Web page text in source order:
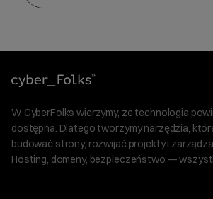
W CyberFolks wierzymy, że technologia
dostępna. Dlatego tworzymy narzędzia,
budować strony, rozwijać projekty i
Hosting, domeny, bezpieczeństwo —